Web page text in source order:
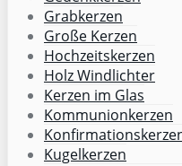
Grabkerzen
Große Kerzen
Hochzeitskerzen
Holz Windlichter
Kerzen im Glas
Kommunionkerzen
Kugelkerzen